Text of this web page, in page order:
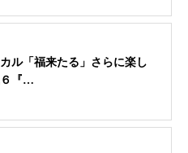
ル「福来たる」さらに楽し
６『…